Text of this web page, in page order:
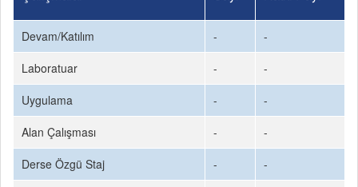
Devam/Katılım -
-
Laboratuar
-
-
Uygulama
-
-
Alan Çalışması
-
-
Derse Özgü Staj
-
-